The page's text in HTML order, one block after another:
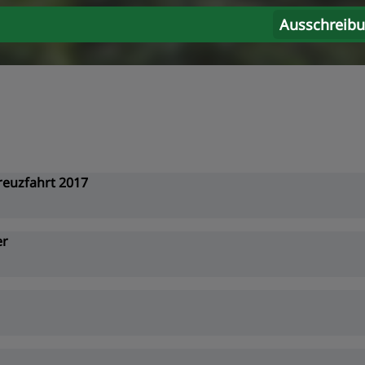
2017